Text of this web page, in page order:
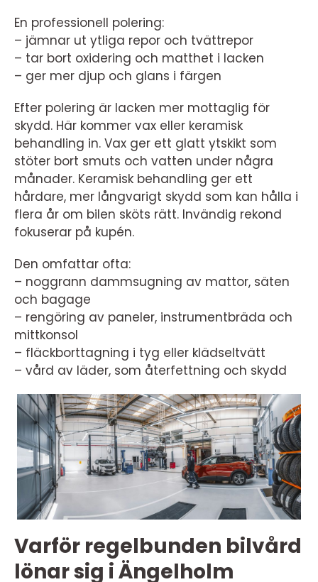
En professionell polering:
– jämnar ut ytliga repor och tvättrepor
– tar bort oxidering och matthet i lacken
– ger mer djup och glans i färgen
Efter polering är lacken mer mottaglig för
skydd. Här kommer vax eller keramisk
behandling in. Vax ger ett glatt ytskikt som
stöter bort smuts och vatten under några
månader. Keramisk behandling ger ett
hårdare, mer långvarigt skydd som kan hålla i
flera år om bilen sköts rätt. Invändig rekond
fokuserar på kupén.
Den omfattar ofta:
– noggrann dammsugning av mattor, säten
och bagage
– rengöring av paneler, instrumentbräda och
mittkonsol
– fläckborttagning i tyg eller klädseltvätt
– vård av läder, som återfettning och skydd
Varför regelbunden bilvård
lönar sig i Ängelholm